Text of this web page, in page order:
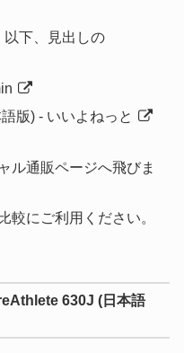
以下、見出しの
版) - いいよねっと
ル通販ページへ飛びま
較にご利用ください。
630J (日本語